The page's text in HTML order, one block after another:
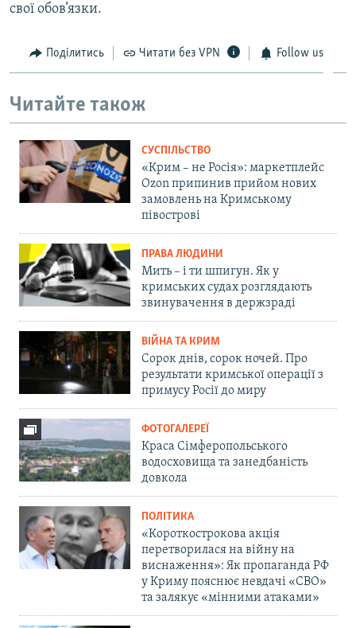
ІНФОГРАФІКА
ДОЛУЧАЙСЯ!
свої обов’язки.
Поділитись Читати без VPN Follow us
Читайте також
СУСПІЛЬСТВО
«Крим – не Росія»: маркетплейс
Ozon припинив прийом нових
замовлень на Кримському
півострові
ПРАВА ЛЮДИНИ
Мить – і ти шпигун. Як у
кримських судах розглядають
звинувачення в держзраді
ВІЙНА ТА КРИМ
Сорок днів, сорок ночей. Про
результати кримської операції з
примусу Росії до миру
ФОТОГАЛЕРЕЇ
Краса Сімферопольського
водосховища та занедбаність
довкола
ПОЛІТИКА
«Короткострокова акція
перетворилася на війну на
виснаження»: Як пропаганда РФ
у Криму пояснює невдачі «СВО»
та залякує «мінними атаками»